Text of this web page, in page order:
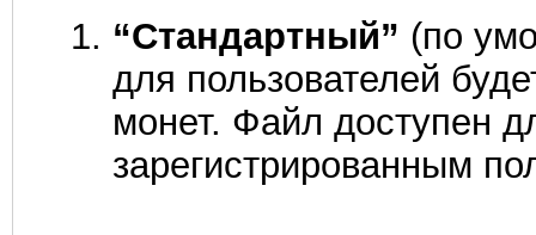
“Стандартный” (по
для пользователей
монет. Файл доступен
зарегистрированным